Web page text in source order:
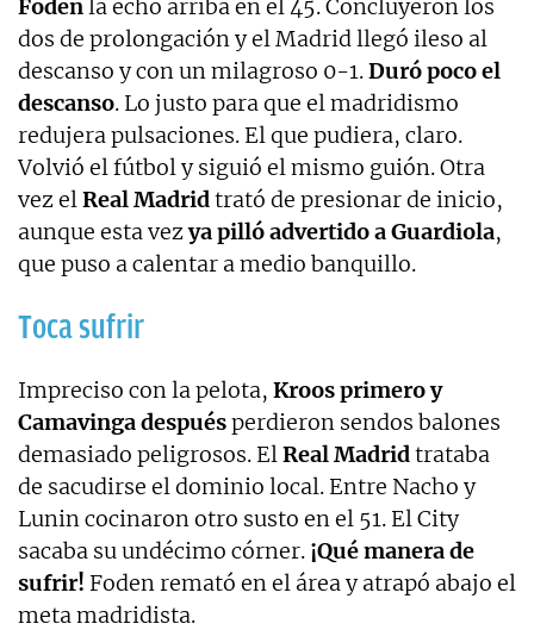
Fodenla echó arriba en el 45. Concluyeron los
dos de prolongación y el Madrid llegó ileso al
descanso y con un milagroso 0-1.Duró poco el
descanso. Lo justo para que el madridismo
redujera pulsaciones. El que pudiera, claro.
Volvió el fútbol y siguió el mismo guión. Otra
vez elReal Madridtrató de presionar de inicio,
aunque esta vezya pilló advertido a Guardiola,
que puso a calentar a medio banquillo.
Toca sufrir
Impreciso con la pelota, Kroos primero y
Camavinga despuésperdieron sendos balones
demasiado peligrosos. ElReal Madridtrataba
de sacudirse el dominio local. Entre Nacho y
Lunin cocinaron otro susto en el 51. El City
sacaba su undécimo córner. ¡Qué manera de
sufrir! Foden remató en el área y atrapó abajo el
meta madridista.